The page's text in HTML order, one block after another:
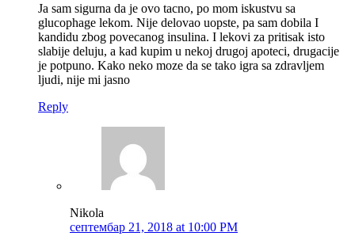
Ja sam sigurna da je ovo tacno, po mom iskustvu sa
glucophage lekom. Nije delovao uopste, pa sam dobila I
kandidu zbog povecanog insulina. I lekovi za pritisak isto
slabije deluju, a kad kupim u nekoj drugoj apoteci, drugacije
je potpuno. Kako neko moze da se tako igra sa zdravljem
ljudi, nije mi jasno
Reply
Nikola
септембар 21, 2018 at 10:00 PM